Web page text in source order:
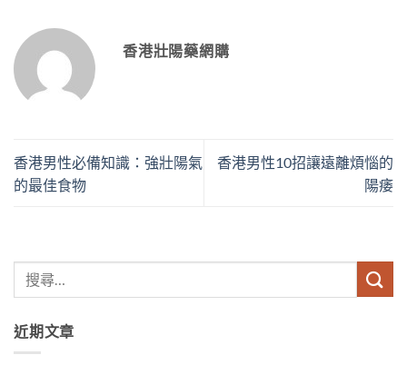
香港壯陽藥網購
香港男性必備知識：強壯陽氣
的最佳食物
香港男性10招讓遠離煩惱的
陽痿
近期文章